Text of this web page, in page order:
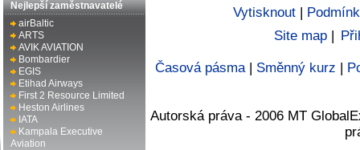
Nejlepší zaměstnavatelé
airBaltic
ARTS
AVIK AVIATION
Bombardier
EGIS
Etihad Airways
First 2 Resource Limited
Heston Airlines
IATA
Kampala Executive
Aviation
Vytisknout |
Site map |
Časová pásma| Směnný kurz |
Autorská práva - 2006 MT